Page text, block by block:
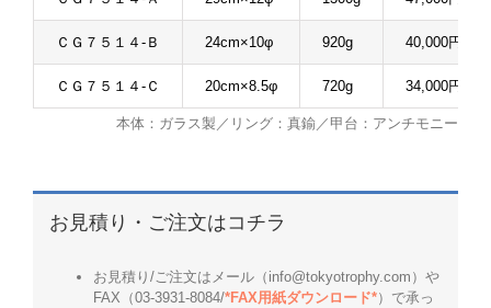
ＣＧ７５１４-Ｂ 24cm×10φ 920g 40,000円
ＣＧ７５１４-Ｃ 20cm×8.5φ 720g 34,000円
本体：ガラス製／リング：真鍮／甲台：アンチモニー
お見積り・ご注文はコチラ
お見積り/ご注文はメール（info@tokyotrophy.com）や
FAX（03-3931-8084/*FAX用紙ダウンロード*）で承っ